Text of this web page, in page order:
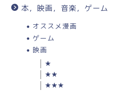
本，映画，音楽，ゲーム
オススメ漫画
ゲーム
映画
★
★★
★★★